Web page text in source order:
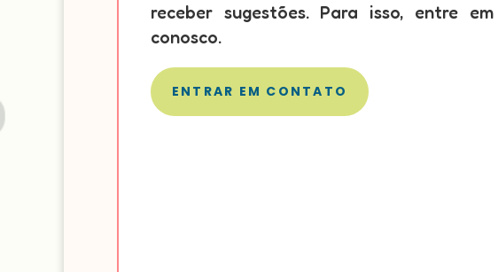
receber sugestões. Para isso, entre
conosco.
ENTRAR EM CONTATO